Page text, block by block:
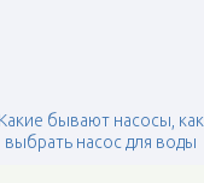
Какие бывают насосы, как
выбрать насос для воды